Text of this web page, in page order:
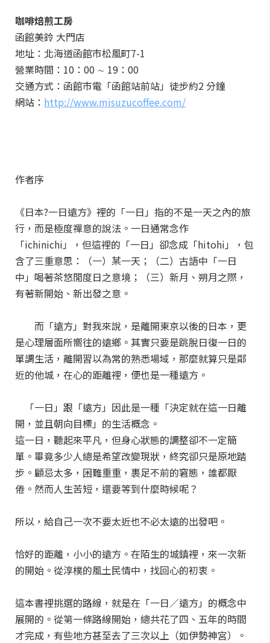
咖啡焙煎工房
函館美鈴 大門店
地址：北海道函館市松風町7-1
營業時間：10：00 ∼ 19：00
交通方式：函館市電「函館站前站」徒步約2 分鐘
網站： http://www.misuzucoffee.com/
作者序
《日本?一日遠方》裡的「一日」指的不是一天之內的旅
行，而是極度禪意的說法。一日通常念作
「ichinichi」，但這裡的「一日」卻念成「hitohi」，包
含了三重意思：（一）某一天；（二）古語中「一日
中」喝著茶悠閒度日之意境；（三）新月、朔月之際，
有著新開始、新出發之意。
而「遠方」對我來說，是離開東京以後的日本，更
是心理層面所嚮往的遠鄉。其實只要是跳脫日復一日的
單調生活，離開習以為常的熟悉場域，那麼就算只是鄰
近的他城，在心的距離裡，便也是一種遠方。
「一日」跟「遠方」因此是一種「決定就在這一日離
開，並且朝向目標」的生活概念。
這一日，聽起來平凡，但身心狀態的調整卻不一定簡
單。畢竟多少人總是希望改變現狀，終究卻只是原地踏
步。顧忌太多，困難重重，裹足不前的窘態，誰都厭
倦。然而人生苦短，還要等到什麼時候呢？
所以，給自己一次不要太近也不必太遠的出發吧。
恰好的距離，小小的遠方。在陌生的城鎮裡，來一次新
的開始。從淳樸的風土民情中，找回心的初衷。
這本書裡挑選的路線，就是在「一日／遠方」的概念中
展開的。從第一條路線開始，總共花了四、五年的時間
才完成，有些地方甚至去了三次以上（如伊勢神宮）。